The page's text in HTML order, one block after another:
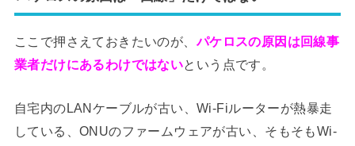
ここで押さえておきたいのが、パケロスの原因は回線事
業者だけにあるわけではないという点です。
自宅内のLANケーブルが古い、Wi-Fiルーターが熱暴走
している、ONUのファームウェアが古い、そもそもWi-